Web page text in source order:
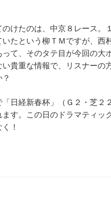
けたのは、中京８レース。
たという柳ＴＭですが、西
て、そのタテ目が今回の大
貴重な情報で、リスナーの
日経新春杯」（Ｇ２・芝２
す。この日のドラマティッ
！